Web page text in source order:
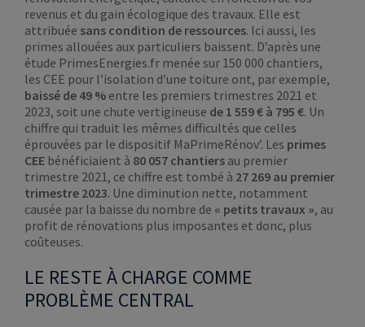
revenus et du gain écologique des travaux. Elle est
attribuée sans condition de ressources. Ici aussi, les
primes allouées aux particuliers baissent. D’après une
étude PrimesEnergies.fr menée sur 150 000 chantiers,
les CEE pour l’isolation d’une toiture ont, par exemple,
baissé de 49 % entre les premiers trimestres 2021 et
2023, soit une chute vertigineuse de 1 559 € à 795 €. Un
chiffre qui traduit les mêmes difficultés que celles
éprouvées par le dispositif MaPrimeRénov’. Les primes
CEE bénéficiaient à 80 057 chantiers au premier
trimestre 2021, ce chiffre est tombé à 27 269 au premier
trimestre 2023. Une diminution nette, notamment
causée par la baisse du nombre de « petits travaux », au
profit de rénovations plus imposantes et donc, plus
coûteuses.
LE RESTE À CHARGE COMME
PROBLÈME CENTRAL